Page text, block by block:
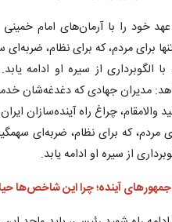
خود را با آرمان‌های امام خمینی
برای مردم، که برای نظام،
الگوبرداری از سیره او ادامه
مدیران جهادی که دغدغه‌شان
چراغ راه آینده‌سازان
مردم، که برای نظام، ضربه‌ای
از سیره او ادامه یابد.
آینده؛ چرا این شاخص‌ها